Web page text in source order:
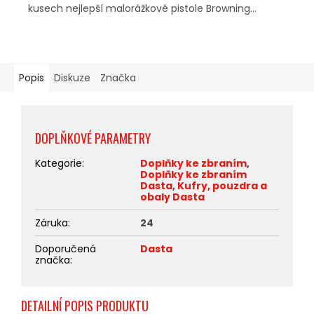
kusech nejlepší malorážkové pistole Browning...
Popis Diskuze Značka
DETAILNÍ POPIS PRODUKTU
DOPLŇKOVÉ PARAMETRY
Kategorie: Doplňky ke zbraním,
Doplňky ke zbraním
Dasta, Kufry, pouzdra a
obaly Dasta
Záruka:
24
Doporučená
značka:
Dasta